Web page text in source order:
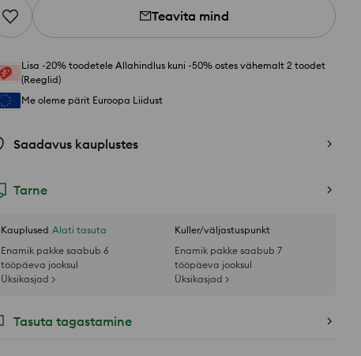
Teavita mind
Lisa -20% toodetele Allahindlus kuni -50% ostes vähemalt 2 toodet
(Reeglid)
Me oleme pärit Euroopa Liidust
Saadavus kauplustes
Tarne
Kauplused Alati tasuta
Enamik pakke saabub 6
tööpäeva jooksul
Üksikasjad >
Kuller/väljastuspunkt
Enamik pakke saabub 7
tööpäeva jooksul
Üksikasjad >
Tasuta tagastamine